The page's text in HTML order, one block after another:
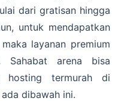
dari gratisan hingga
untuk mendapatkan
layanan premium
Sahabat arena bisa
hosting termurah di
dibawah ini.